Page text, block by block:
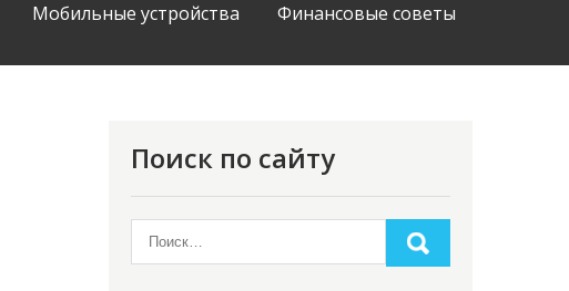
Мобильные устройства Финансовые советы
Поиск по сайту